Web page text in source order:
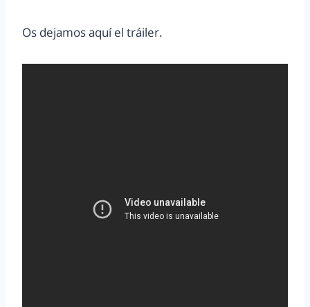
Os dejamos aquí el tráiler.